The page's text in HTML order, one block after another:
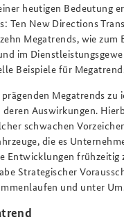
heutigen Bedeutung
Ten New Directions
Megatrends, wie
im
Beispiele für
Megatrends
Auswirkungen.
schwachen
die es
Entwicklungen
Strategischer
und unter